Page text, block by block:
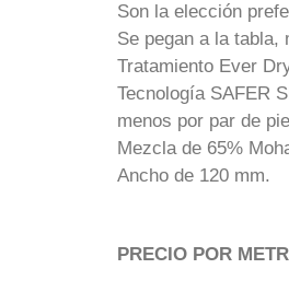
Son la elección
Se pegan a la tabla,
Tratamiento Ever
Tecnología SAFER
menos por par de
Mezcla de 65%
Ancho de 120 mm.
PRECIO POR